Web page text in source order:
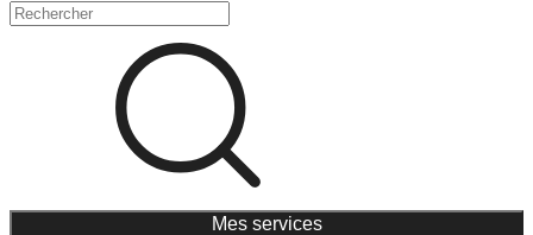
Mes services